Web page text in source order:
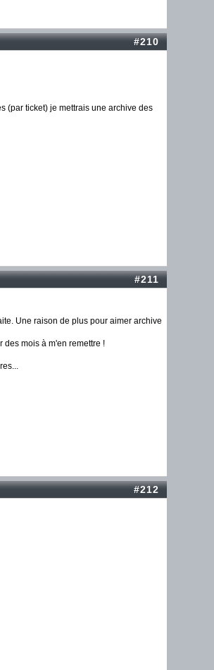
#210
(par ticket) je mettrais une archive des
#211
Une raison de plus pour aimer archive
des mois à m'en remettre !
#212